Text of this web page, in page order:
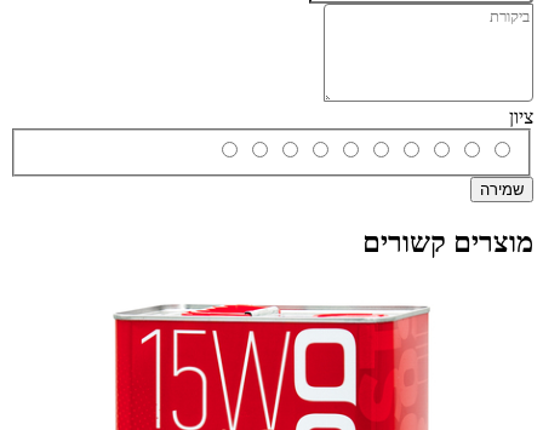
ציון
שמירה
מוצרים קשורים